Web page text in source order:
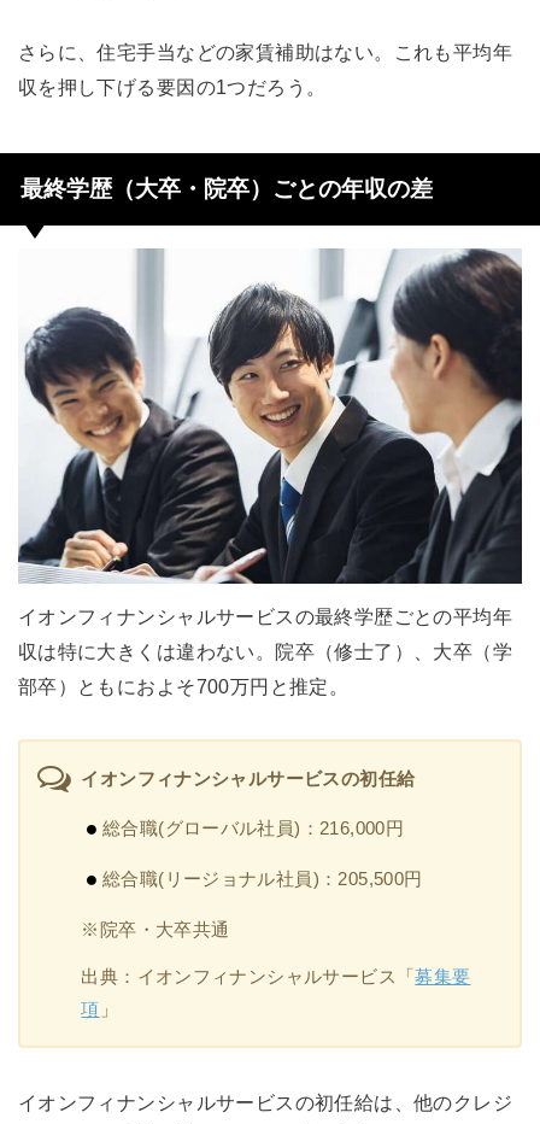
さらに、住宅手当などの家賃補助はない。これも平均年
収を押し下げる要因の1つだろう。
最終学歴（大卒・院卒）ごとの年収の差
イオンフィナンシャルサービスの最終学歴ごとの平均年
収は特に大きくは違わない。院卒（修士了）、大卒（学
部卒）ともにおよそ700万円と推定。
イオンフィナンシャルサービスの初任給
総合職(グローバル社員)：216,000円
総合職(リージョナル社員)：205,500円
※院卒・大卒共通
出典：イオンフィナンシャルサービス「募集要
項 」
イオンフィナンシャルサービスの初任給は、他のクレジ